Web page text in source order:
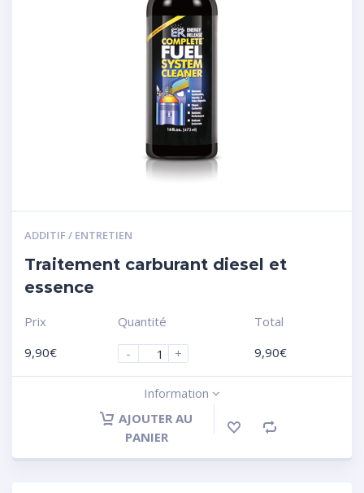
ADDITIF / ENTRETIEN
Traitement carburant diesel et
essence
Prix
9,90€
Quantité
-
+
Total
9,90€
Information
AJOUTER AU
PANIER